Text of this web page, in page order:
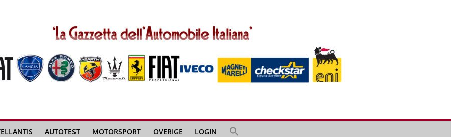
AUTOTEST MOTORSPORT OVERIGE LOGIN